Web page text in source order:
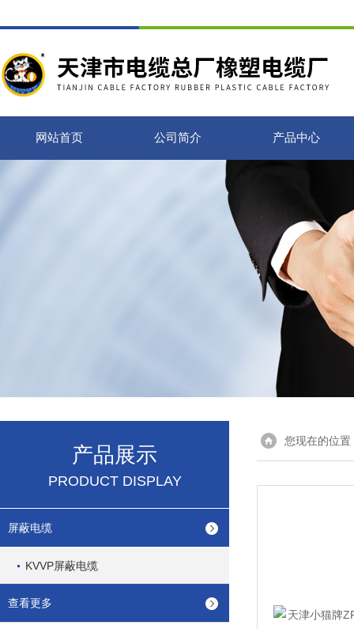
网站首页 公司简介 产品中心
产品展示
PRODUCT DISPLAY
屏蔽电缆
KVVP屏蔽电缆
查看更多
您现在的位置